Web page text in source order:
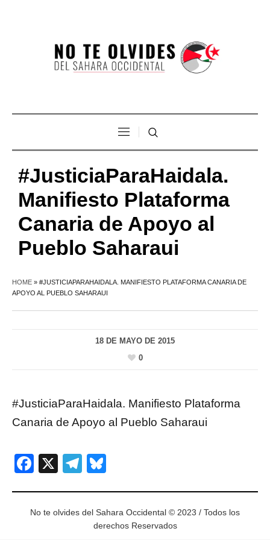
#JusticiaParaHaidala.
Manifiesto Plataforma
Canaria de Apoyo al
Pueblo Saharaui
HOME » #JUSTICIAPARAHAIDALA. MANIFIESTO PLATAFORMA CANARIA DE
APOYO AL PUEBLO SAHARAUI
18 DE MAYO DE 2015
0
#JusticiaParaHaidala. Manifiesto Plataforma
Canaria de Apoyo al Pueblo Saharaui
Facebook
X Telegram
No te olvides del Sahara Occidental © 2023 / Todos los
derechos Reservados